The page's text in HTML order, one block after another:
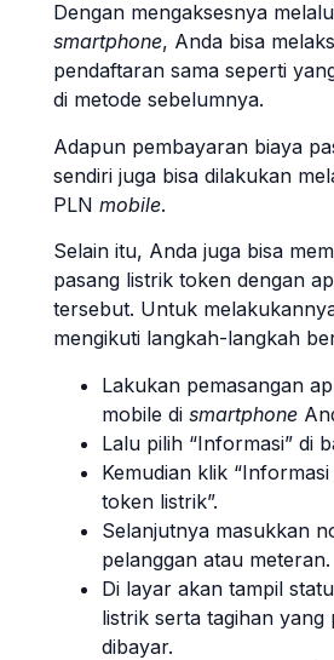
Dengan mengaksesnya
smartphone, Anda bisa
pendaftaran sama seperti
di metode sebelumnya.
Adapun pembayaran biaya
sendiri juga bisa dilakukan
PLN mobile.
Selain itu, Anda juga bisa
pasang listrik token dengan
tersebut. Untuk
mengikuti langkah-langkah
Lakukan pemasangan
mobile di smartphone
Lalu pilih “Informasi” di
Kemudian klik
token listrik”.
Selanjutnya masukkan
pelanggan atau meteran.
Di layar akan tampil
listrik serta tagihan yang
dibayar.